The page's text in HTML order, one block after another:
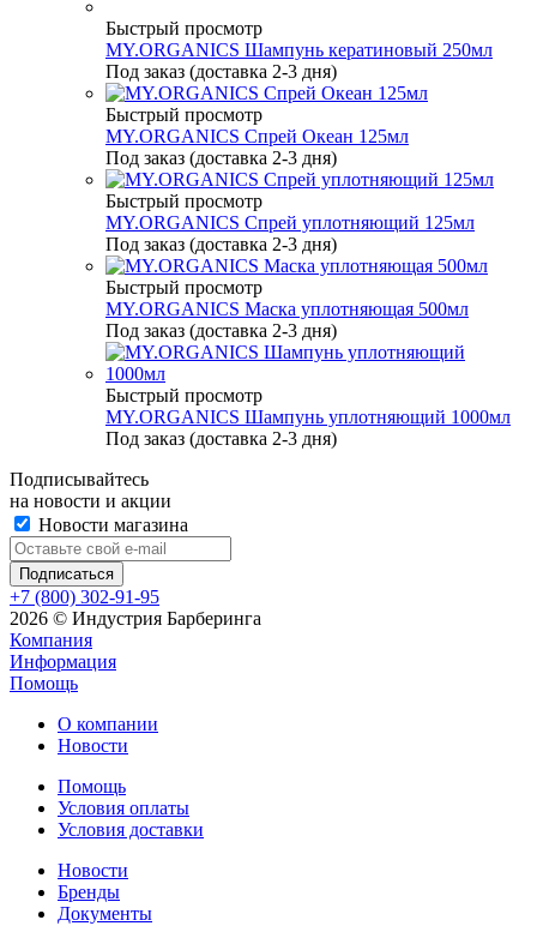
Быстрый просмотр
MY.ORGANICS Шампунь кератиновый 250мл
Под заказ (доставка 2-3 дня)
Быстрый просмотр
MY.ORGANICS Спрей Океан 125мл
Под заказ (доставка 2-3 дня)
Быстрый просмотр
MY.ORGANICS Спрей уплотняющий 125мл
Под заказ (доставка 2-3 дня)
Быстрый просмотр
MY.ORGANICS Маска уплотняющая 500мл
Под заказ (доставка 2-3 дня)
Быстрый просмотр
MY.ORGANICS Шампунь уплотняющий 1000мл
Под заказ (доставка 2-3 дня)
Подписывайтесь
на новости и акции
Новости магазина
+7 (800) 302-91-95
2026 © Индустрия Барберинга
Компания
Информация
Помощь
О компании
Новости
Помощь
Условия оплаты
Условия доставки
Новости
Бренды
Документы